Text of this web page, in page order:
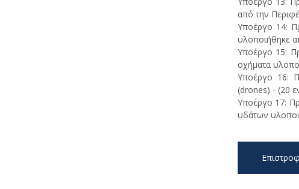
από την
Υποέργο 14:
υλοποιήθηκε
Υποέργο 15:
οχήματα
Υποέργο 16:
(drones) - (20
Υποέργο 17:
υδάτων